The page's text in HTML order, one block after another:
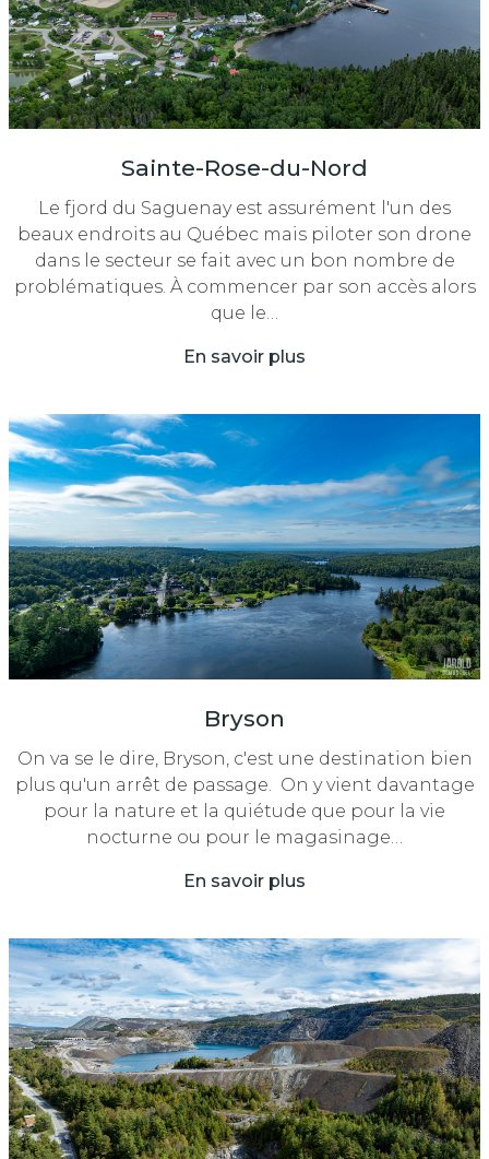
Sainte-Rose-du-Nord
Le fjord du Saguenay est assurément l'un des
beaux endroits au Québec mais piloter son drone
dans le secteur se fait avec un bon nombre de
problématiques. À commencer par son accès alors
que le…
En savoir plus
Bryson
On va se le dire, Bryson, c'est une destination bien
plus qu'un arrêt de passage. On y vient davantage
pour la nature et la quiétude que pour la vie
nocturne ou pour le magasinage…
En savoir plus